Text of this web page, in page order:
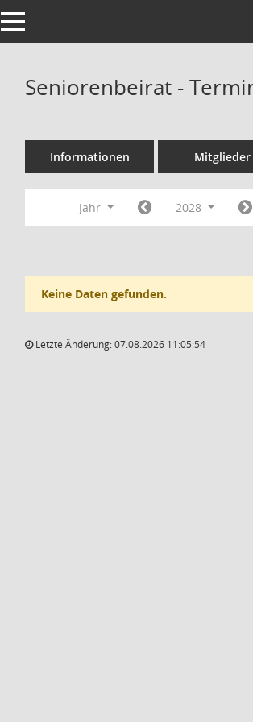
Toggle navigation
Seniorenbeirat -
Informationen Mitglieder
Jahr 2028
Keine Daten gefunden.
Letzte Änderung: 07.08.2026 11:05:54